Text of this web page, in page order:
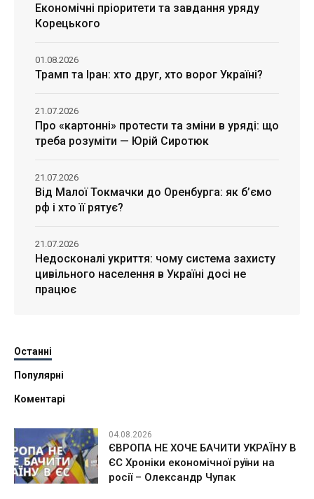
Економічні пріоритети та завдання уряду
Корецького
Трамп та Іран: хто друг, хто ворог Україні?
01.08.2026
Про «картонні» протести та зміни в уряді: що
треба розуміти — Юрій Сиротюк
21.07.2026
Від Малої Токмачки до Оренбурга: як б’ємо
рф і хто її рятує?
21.07.2026
Недосконалі укриття: чому система захисту
цивільного населення в Україні досі не
працює
21.07.2026
Останні
Популярні
Коментарі
04.08.2026
ЄВРОПА НЕ ХОЧЕ БАЧИТИ УКРАЇНУ В
ЄС Хроніки економічної руїни на
росії – Олександр Чупак